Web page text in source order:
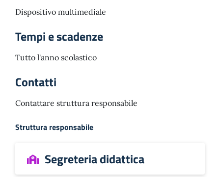
Dispositivo multimediale
Tempi e scadenze
Tutto l'anno scolastico
Contatti
Contattare struttura responsabile
Struttura responsabile
Segreteria didattica